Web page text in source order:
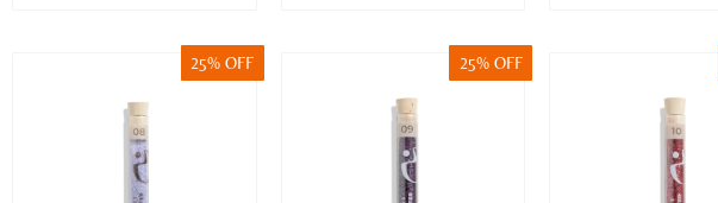
25% OFF 25% OFF